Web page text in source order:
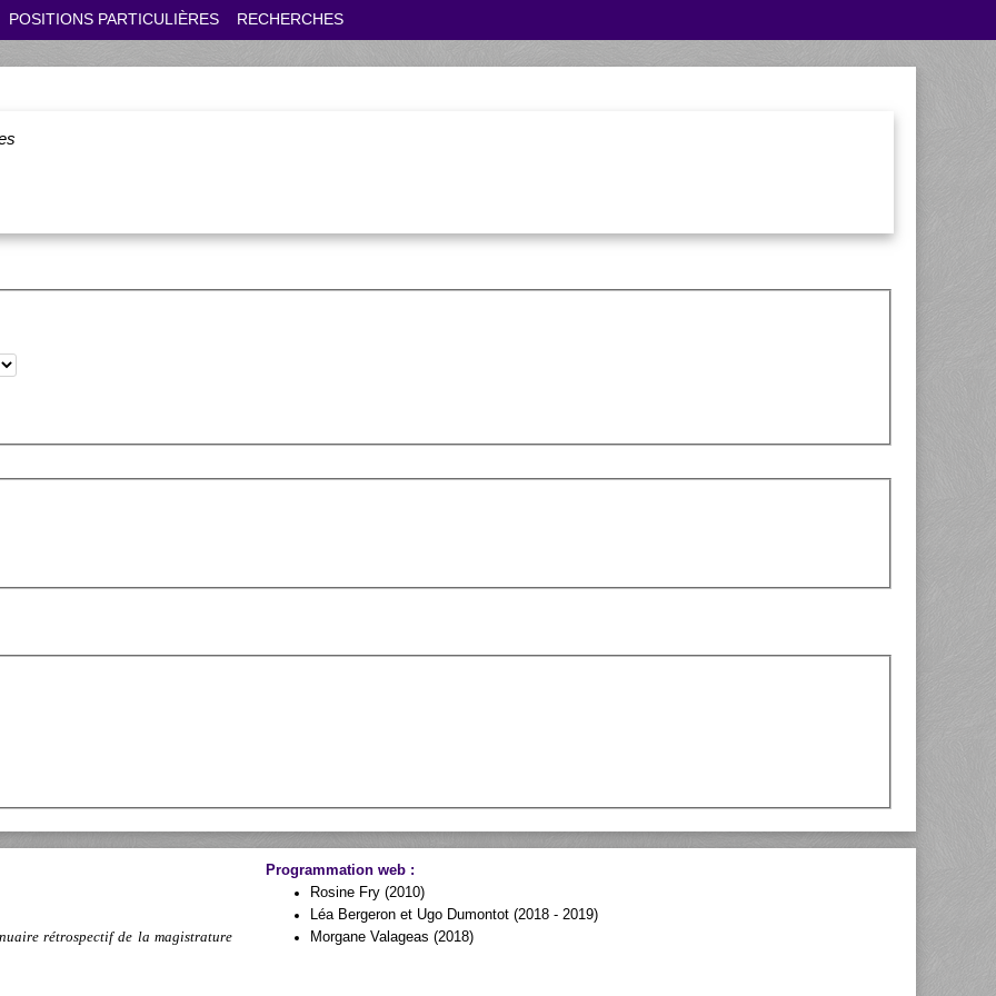
POSITIONS PARTICULIÈRES RECHERCHES
Programmation web :
Rosine Fry (2010)
Léa Bergeron et Ugo Dumontot (2018 - 2019)
Morgane Valageas (2018)
rétrospectif de la magistrature